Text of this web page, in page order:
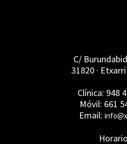
C/
31820 ·
Clínica: 948
Móvil: 661
Email: